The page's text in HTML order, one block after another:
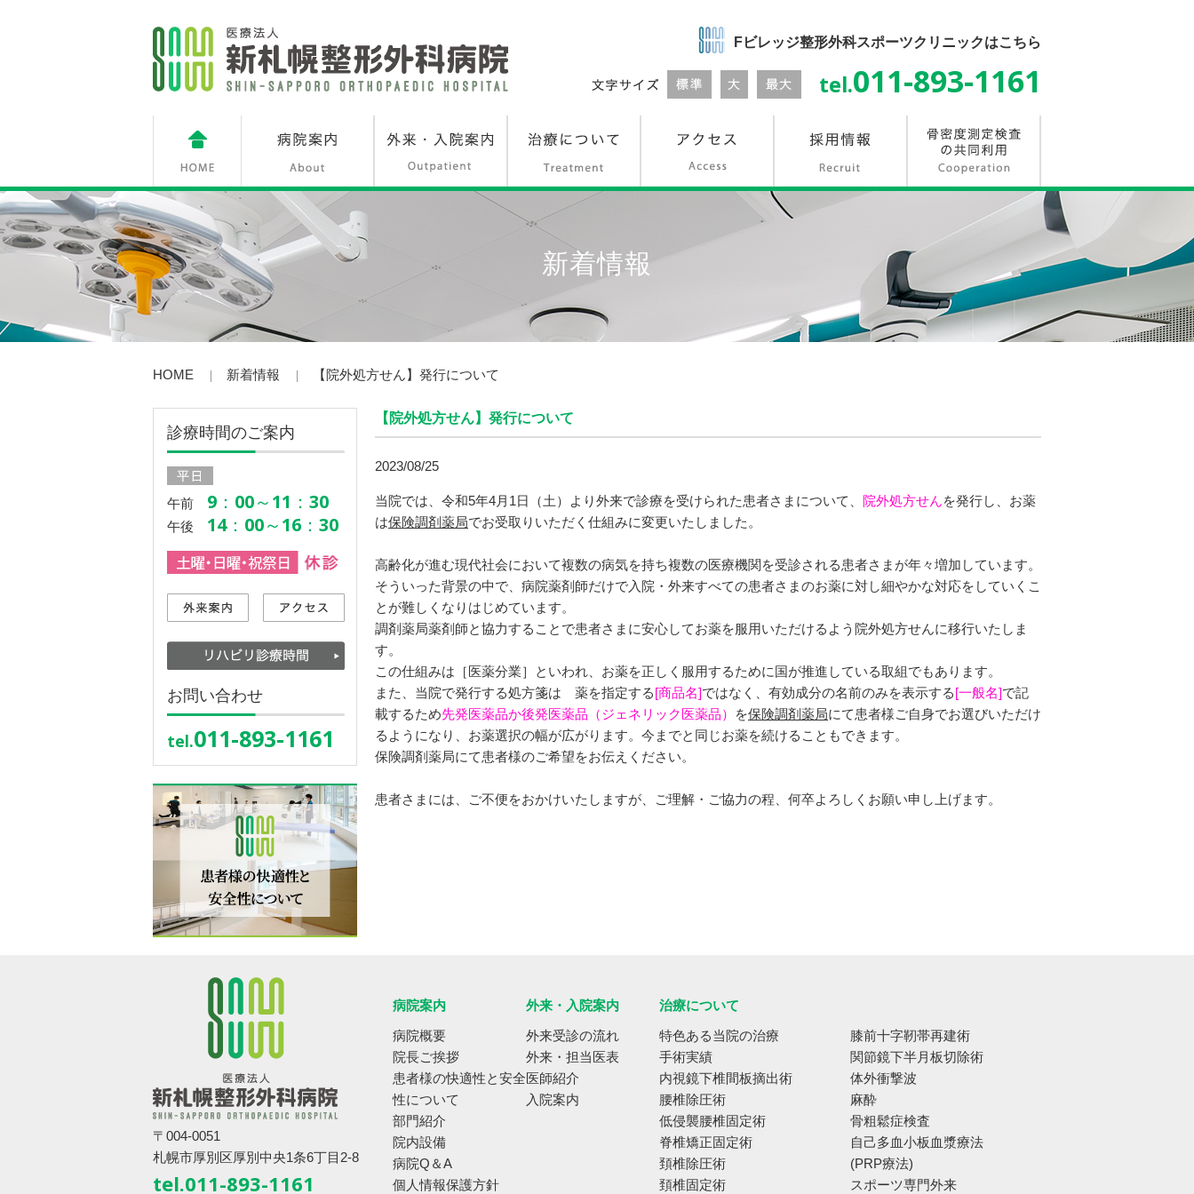
Fビレッジ整形外科スポーツクリニックはこちら
tel.011-893-1161
新着情報
HOME 新着情報 【院外処方せん】発行について
診療時間のご案内
午前 9：00～11：30
午後 14：00～16：30
お問い合わせ
tel.011-893-1161
【院外処方せん】発行について
2023/08/25
当院では、令和5年4月1日（土）より外来で診療を受けられた患者さまについて、 院外処方せんを発行し、お薬
は保険調剤薬局でお受取りいただく仕組みに変更いたしました。
高齢化が進む現代社会において複数の病気を持ち複数の医療機関を受診される患者さまが年々増加しています。
そういった背景の中で、病院薬剤師だけで入院・外来すべての患者さまのお薬に対し細やかな対応をしていくこ
とが難しくなりはじめています。
調剤薬局薬剤師と協力することで患者さまに安心してお薬を服用いただけるよう院外処方せんに移行いたしま
す。
この仕組みは［医薬分業］といわれ、お薬を正しく服用するために国が推進している取組でもあります。
また、当院で発行する処方箋は 薬を指定する[商品名]ではなく、有効成分の名前のみを表示する[一般名]で記
載するため先発医薬品か後発医薬品（ジェネリック医薬品） を保険調剤薬局にて患者様ご自身でお選びいただけ
るようになり、お薬選択の幅が広がります。今までと同じお薬を続けることもできます。
保険調剤薬局にて患者様のご希望をお伝えください。
患者さまには、ご不便をおかけいたしますが、ご理解・ご協力の程、何卒よろしくお願い申し上げます。
〒004-0051
札幌市厚別区厚別中央1条6丁目2-8
tel.011-893-1161
病院案内
病院概要
院長ご挨拶
患者様の快適性と安全
性について
部門紹介
院内設備
病院Q＆A
個人情報保護方針
外来・入院案内
外来受診の流れ
外来・担当医表
医師紹介
入院案内
治療について
特色ある当院の治療
手術実績
内視鏡下椎間板摘出術
腰椎除圧術
低侵襲腰椎固定術
脊椎矯正固定術
頚椎除圧術
頚椎固定術
膝前十字靭帯再建術
関節鏡下半月板切除術
体外衝撃波
麻酔
骨粗鬆症検査
自己多血小板血漿療法
(PRP療法)
スポーツ専門外来